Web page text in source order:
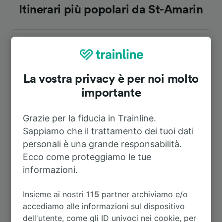
Itinerari più popolari da St-Amarin
A Colmar 1h 9m
A Basilea 1h 12m
A Oderen
A Parigi 3h 41m
A Basel SBB 1h 12m
La vostra privacy è per noi molto
importante
Grazie per la fiducia in Trainline.
Sappiamo che il trattamento dei tuoi dati
personali è una grande responsabilità.
Ecco come proteggiamo le tue
informazioni.
Insieme ai nostri115 partner archiviamo e/o
accediamo alle informazioni sul dispositivo
dell'utente, come gli ID univoci nei cookie, per